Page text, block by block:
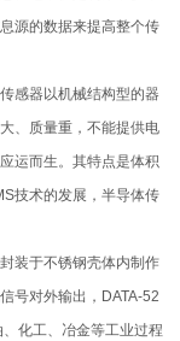
源的数据来提高整个传
感器以机械结构型的器
、质量重，不能提供电
运而生。其特点是体积
技术的发展，半导体传
装于不锈钢壳体内制作
号对外输出，DATA-52
化工、冶金等工业过程